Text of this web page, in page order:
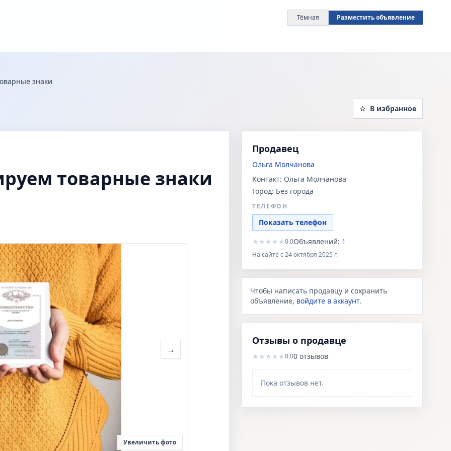
Тёмная Разместить объявление
знаки
☆ В избранное
товарные знаки
Увеличить фото
→
Продавец
Ольга Молчанова
Контакт: Ольга Молчанова
Город: Без города
ТЕЛЕФОН
Показать телефон
★ ★ ★ ★ ★0.0Объявлений: 1
На сайте с24 октября 2025 г.
Чтобы написать продавцу и сохранить
объявление, войдите в аккаунт.
Отзывы о продавце
★ ★ ★ ★ ★0.00 отзывов
Пока отзывов нет.